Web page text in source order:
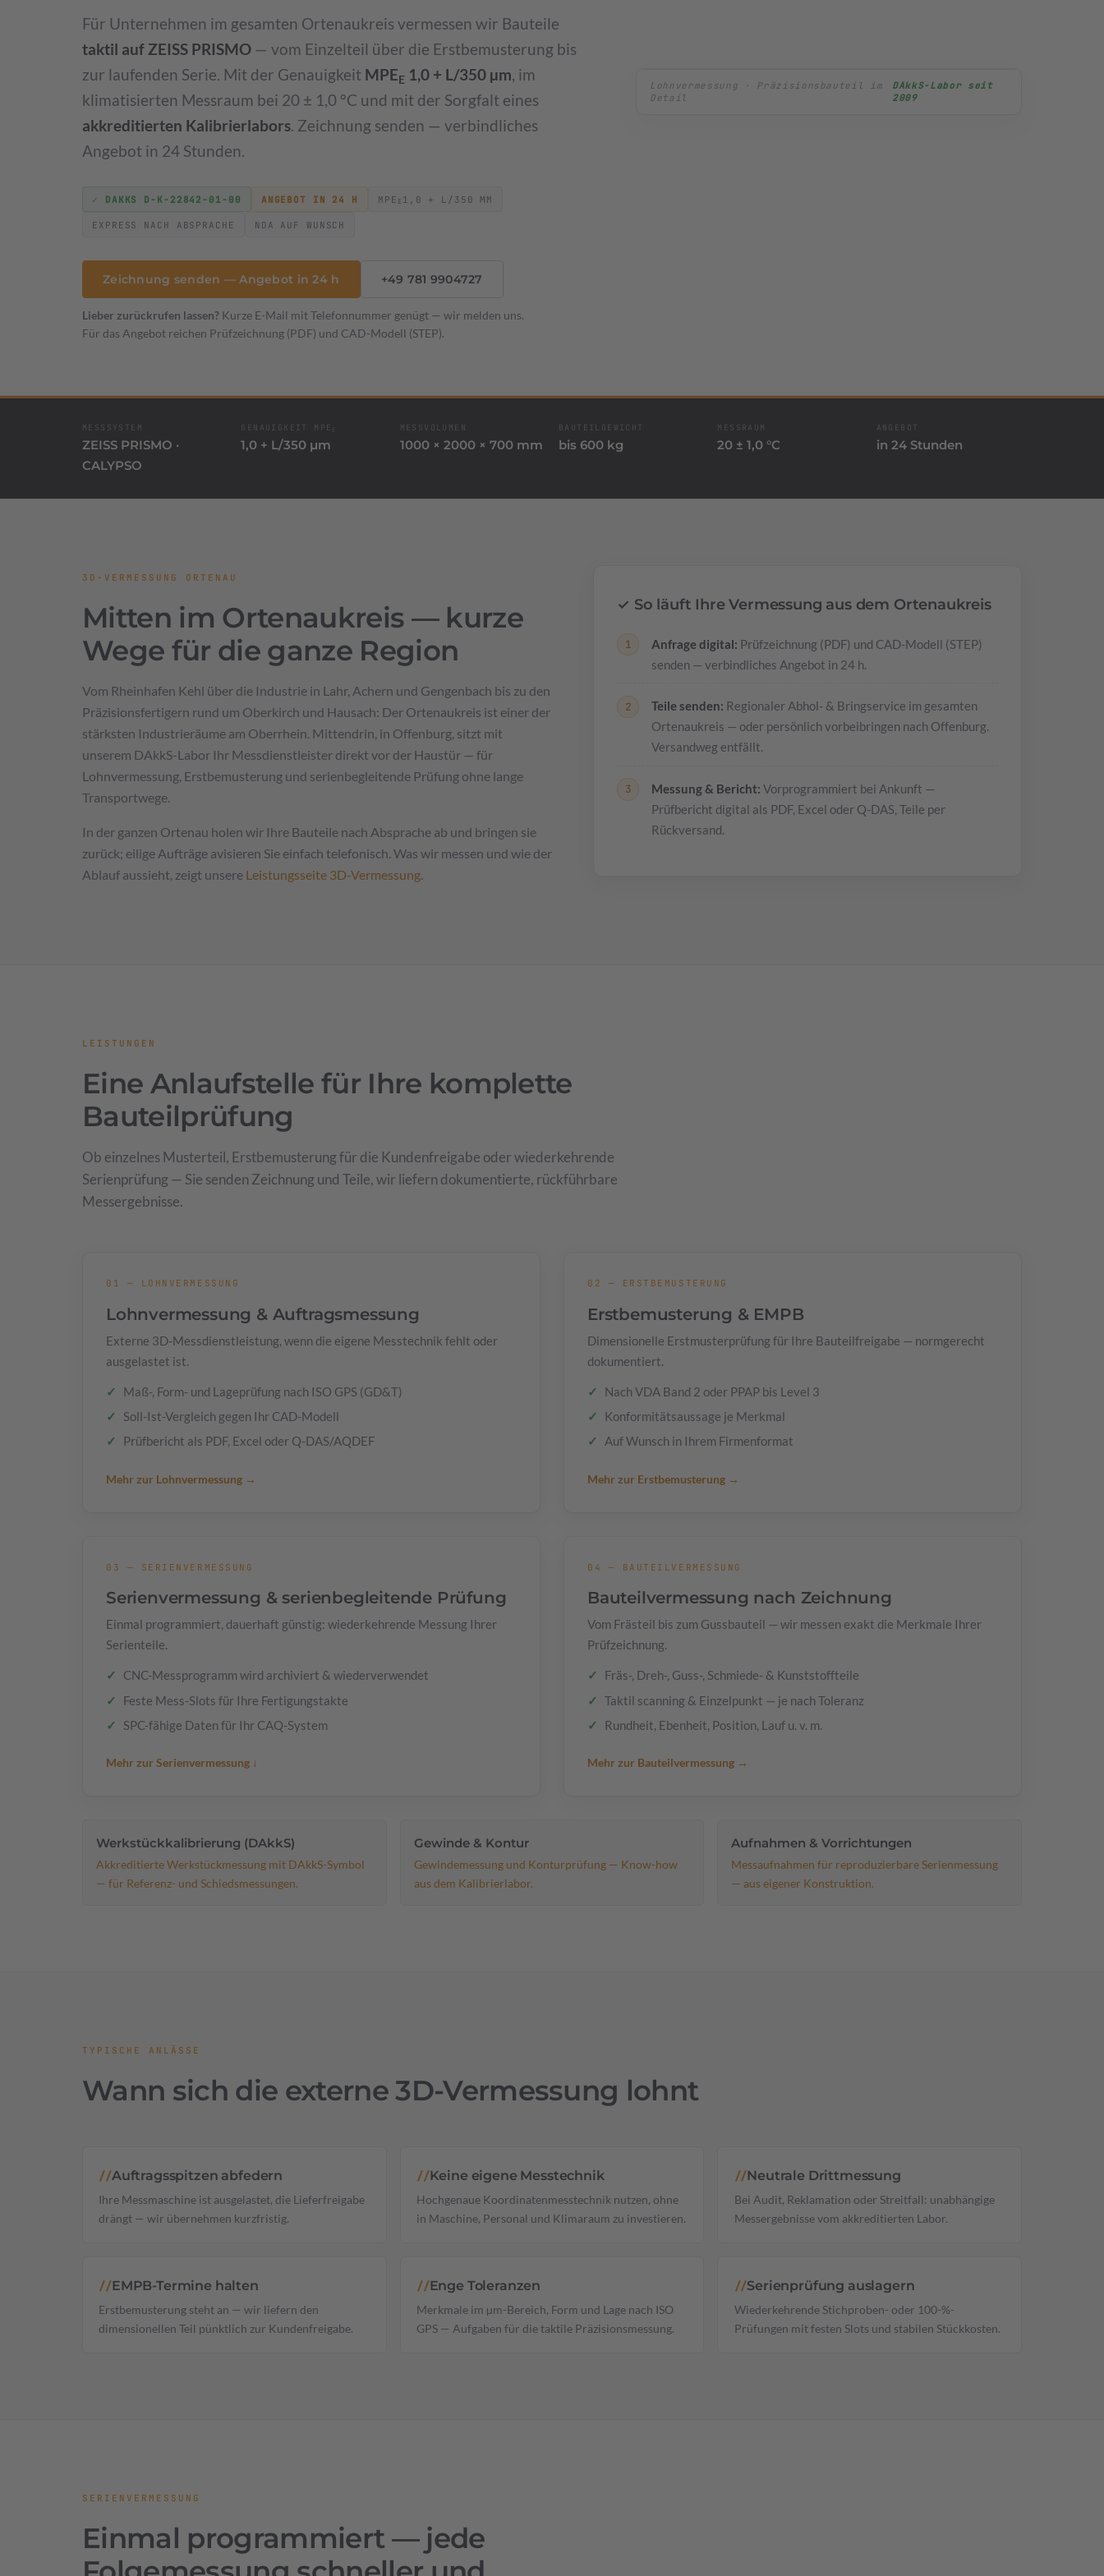
Leistungsverzeichnis & Preise →
Werkstückkalibrierung
DAkkS-akkreditierte 3D-Vermessung Ihrer Bauteile
Sondermessmittel Aufnahmen & Vorrichtungen
Für Unternehmen im gesamten Ortenaukreis vermessen wir Bauteile
taktil auf ZEISS PRISMO — vom Einzelteil über die Erstbemusterung bis
zur laufenden Serie. Mit der Genauigkeit MPEE 1,0 + L/350 µm, im
klimatisierten Messraum bei 20 ± 1,0 °C und mit der Sorgfalt eines
akkreditierten Kalibrierlabors. Zeichnung senden — verbindliches
Angebot in 24 Stunden.
✓ DAKKS D-K-22842-01-00 ANGEBOT IN 24 H MPE E 1,0 + L/350 ΜM
EXPRESS NACH ABSPRACHE NDA AUF WUNSCH
Zeichnung senden — Angebot in 24 h +49 781 9904727
Lieber zurückrufen lassen? Kurze E-Mail mit Telefonnummer genügt — wir melden uns.
Für das Angebot reichen Prüfzeichnung (PDF) und CAD-Modell (STEP).
Erstbemusterung · EMPB-Prüfberichte DAkkS-Labor seit 2009
MESSSYSTEM
ZEISS PRISMO ·
CALYPSO
GENAUIGKEIT MPE
1,0 + L/350 µm
MESSVOLUMEN
1000 × 2000 × 700 mm
BAUTEILGEWICHT
bis 600 kg
MESSRAUM
20 ± 1,0 °C
ANGEBOT
in 24 Stunden
3D-VERMESSUNG ORTENAU
Mitten im Ortenaukreis — kurze
Wege für die ganze Region
Vom Rheinhafen Kehl über die Industrie in Lahr, Achern und Gengenbach bis zu den
Präzisionsfertigern rund um Oberkirch und Hausach: Der Ortenaukreis ist einer der
stärksten Industrieräume am Oberrhein. Mittendrin, in Offenburg, sitzt mit
unserem DAkkS-Labor Ihr Messdienstleister direkt vor der Haustür — für
Lohnvermessung, Erstbemusterung und serienbegleitende Prüfung ohne lange
Transportwege.
In der ganzen Ortenau holen wir Ihre Bauteile nach Absprache ab und bringen sie
zurück; eilige Aufträge avisieren Sie einfach telefonisch. Was wir messen und wie der
Ablauf aussieht, zeigt unsere Leistungsseite 3D-Vermessung.
✓ So läuft Ihre Vermessung aus dem Ortenaukreis
Anfrage digital: Prüfzeichnung (PDF) und CAD-Modell (STEP)
senden — verbindliches Angebot in 24 h.
Teile senden: Regionaler Abhol- & Bringservice im gesamten
Ortenaukreis — oder persönlich vorbeibringen nach Offenburg.
Versandweg entfällt.
Messung & Bericht: Vorprogrammiert bei Ankunft —
Prüfbericht digital als PDF, Excel oder Q-DAS, Teile per
Rückversand.
LEISTUNGEN
Eine Anlaufstelle für Ihre komplette
Bauteilprüfung
Ob einzelnes Musterteil, Erstbemusterung für die Kundenfreigabe oder wiederkehrende
Serienprüfung — Sie senden Zeichnung und Teile, wir liefern dokumentierte, rückführbare
Messergebnisse.
01 — LOHNVERMESSUNG
Lohnvermessung & Auftragsmessung
Externe 3D-Messdienstleistung, wenn die eigene Messtechnik fehlt oder
ausgelastet ist.
Maß-, Form- und Lageprüfung nach ISO GPS (GD&T)
Soll-Ist-Vergleich gegen Ihr CAD-Modell
Prüfbericht als PDF, Excel oder Q-DAS/AQDEF
Mehr zur Lohnvermessung →
02 — ERSTBEMUSTERUNG
Erstbemusterung & EMPB
Dimensionelle Erstmusterprüfung für Ihre Bauteilfreigabe — normgerecht
dokumentiert.
Nach VDA Band 2 oder PPAP bis Level 3
Konformitätsaussage je Merkmal
Auf Wunsch in Ihrem Firmenformat
Mehr zur Erstbemusterung →
03 — SERIENVERMESSUNG
Serienvermessung & serienbegleitende Prüfung
Einmal programmiert, dauerhaft günstig: wiederkehrende Messung Ihrer
Serienteile.
CNC-Messprogramm wird archiviert & wiederverwendet
Feste Mess-Slots für Ihre Fertigungstakte
SPC-fähige Daten für Ihr CAQ-System
Mehr zur Serienvermessung ↓
04 — BAUTEILVERMESSUNG
Bauteilvermessung nach Zeichnung
Vom Frästeil bis zum Gussbauteil — wir messen exakt die Merkmale Ihrer
Prüfzeichnung.
Fräs-, Dreh-, Guss-, Schmiede- & Kunststoffteile
Taktil scanning & Einzelpunkt — je nach Toleranz
Rundheit, Ebenheit, Position, Lauf u. v. m.
Mehr zur Bauteilvermessung →
Werkstückkalibrierung (DAkkS)
Akkreditierte Werkstückmessung mit DAkkS-Symbol
— für Referenz- und Schiedsmessungen.
Gewinde & Kontur
Gewindemessung und Konturprüfung — Know-how
aus dem Kalibrierlabor.
Aufnahmen & Vorrichtungen
Messaufnahmen für reproduzierbare Serienmessung
— aus eigener Konstruktion.
TYPISCHE ANLÄSSE
Wann sich die externe 3D-Vermessung lohnt
//Auftragsspitzen abfedern
Ihre Messmaschine ist ausgelastet, die Lieferfreigabe
drängt — wir übernehmen kurzfristig.
//Keine eigene Messtechnik
Hochgenaue Koordinatenmesstechnik nutzen, ohne
in Maschine, Personal und Klimaraum zu investieren.
//Neutrale Drittmessung
Bei Audit, Reklamation oder Streitfall: unabhängige
Messergebnisse vom akkreditierten Labor.
//EMPB-Termine halten
Erstbemusterung steht an — wir liefern den
dimensionellen Teil pünktlich zur Kundenfreigabe.
//Enge Toleranzen
Merkmale im µm-Bereich, Form und Lage nach ISO
GPS — Aufgaben für die taktile Präzisionsmessung.
//Serienprüfung auslagern
Wiederkehrende Stichproben- oder 100-%-
Prüfungen mit festen Slots und stabilen Stückkosten.
SERIENVERMESSUNG
Einmal programmiert — jede